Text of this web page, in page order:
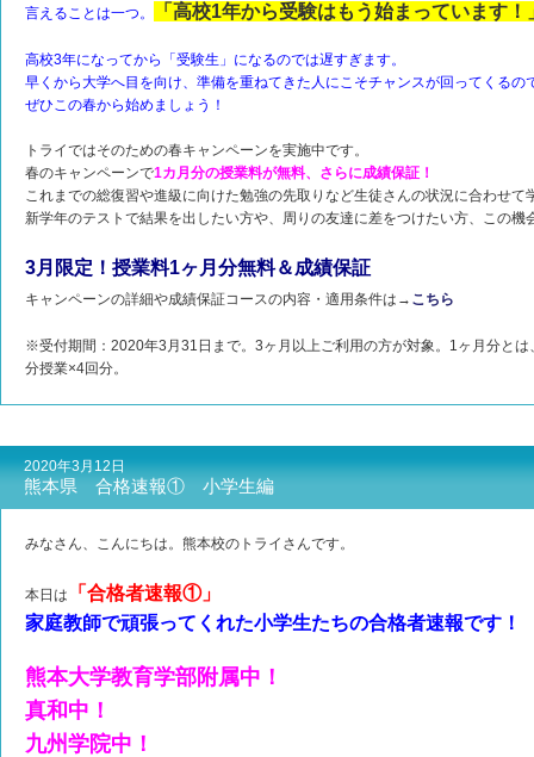
言えることは一つ。
「高校1年から受験はもう始まっています！
高校3年になってから「受験生」 になるのでは遅すぎます。
早くから大学へ目を向け、準備を重ねてきた人にこそチャンスが回ってくるの
ぜひこの春から始めましょう！
トライではそのための春キャンペーンを実施中です。
春のキャンペーンで1カ月分の授業料が無料、さらに成績保証！
これまでの総復習や進級に向けた勉強の先取りなど生徒さんの状況に合わせて
新学年のテストで結果を出したい方や、周りの友達に差をつけたい方、この機
3月限定！授業料1ヶ月分無料＆成績保証
キャンペーンの詳細や成績保証コースの内容・適用条件は→ こちら
※受付期間：2020年3月31日まで。3ヶ月以上ご利用の方が対象。1ヶ月分と
分授業×4回分。
2020年3月12日
熊本県 合格速報① 小学生編
みなさん、こんにちは。熊本校のトライさんです。
本日は
「合格者速報①」
家庭教師で頑張ってくれた小学生たちの合格者速報です！
熊本大学教育学部附属中！
真和中！
九州学院中！